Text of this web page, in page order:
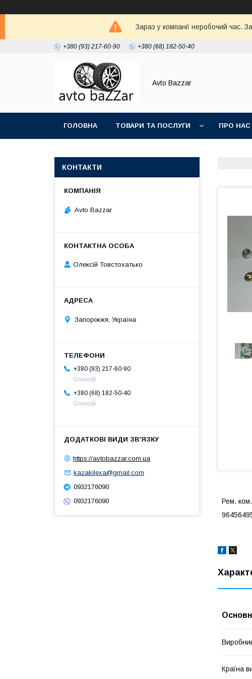
Зараз у компанії неробочий час.
+380 (93) 217-60-90 +380 (68) 182-50-40
Avto Bazzar
ГОЛОВНА ТОВАРИ ТА ПОСЛУГИ ПРО НАС
Рем. ком.
Країна
КОНТАКТИ
Avto Bazzar
Олексій Товстохатько
Запоріжжя, Україна
+380 (93) 217-60-90
Олексій
+380 (68) 182-50-40
Олексій
https://avtobazzar.com.ua
kazakilexa@gmail.com
0932176090
0932176090